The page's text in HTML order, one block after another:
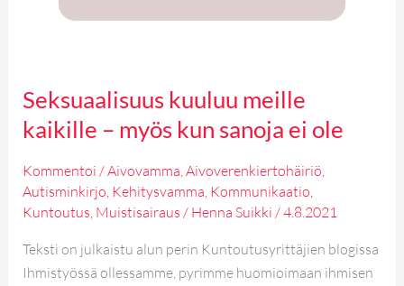
Seksuaalisuus kuuluu meille
kaikille – myös kun sanoja ei ole
Kommentoi /Aivovamma,Aivoverenkiertohäiriö,
Autisminkirjo, Kehitysvamma, Kommunikaatio,
Kuntoutus, Muistisairaus / Henna Suikki /4.8.2021
Teksti on julkaistu alun perin Kuntoutusyrittäjien blogissa
Ihmistyössä ollessamme, pyrimme huomioimaan ihmisen